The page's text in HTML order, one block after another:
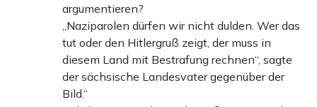
argumentieren?
„Naziparolen dürfen wir nicht dulden. Wer das
tut oder den Hitlergruß zeigt, der muss in
diesem Land mit Bestrafung rechnen“, sagte
der sächsische Landesvater gegenüber der
Bild.“